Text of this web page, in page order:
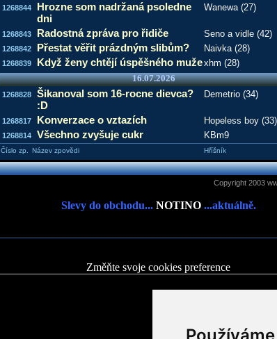
1268844
Hrozne som nadržaná psoledne
dni
Wanewa (27)
1268843 Radostná zpráva pro řidiče Seno a vidle (42)
1268842
Přestat věřit prázdným slibům? Naivka (28)
1268839
Když ženy chtějí úspěšného mužexhm (28)
16.07.2026
1268828
Šikanoval som 16-rocne dievca?
:D
Demetrio (34)
1268817 Konverzace o vztazích Hopeless boy (33)
1268814
Všechno zvyšuje cukr KBm9
Číslo zp. Název zpovědi Hříšník
Copyright 2003
Slevy do obchodu... NOTINO...aktuálně.
Změňte svoje cookies preference